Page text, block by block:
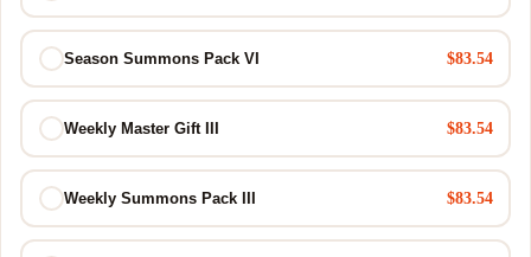
Season Summons Pack VI $83.54
Weekly Master Gift III $83.54
Weekly Summons Pack III $83.54